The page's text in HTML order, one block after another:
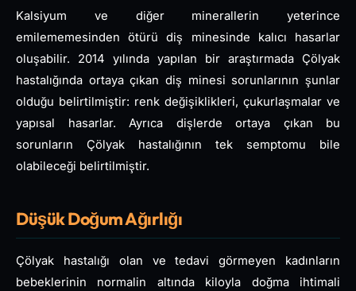
Kalsiyum ve diğer minerallerin yeterince
emilememesinden ötürü diş minesinde kalıcı hasarlar
oluşabilir. 2014 yılında yapılan bir araştırmada Çölyak
hastalığında ortaya çıkan diş minesi sorunlarının şunlar
olduğu belirtilmiştir: renk değişiklikleri, çukurlaşmalar ve
yapısal hasarlar. Ayrıca dişlerde ortaya çıkan bu
sorunların Çölyak hastalığının tek semptomu bile
olabileceği belirtilmiştir.
Düşük Doğum Ağırlığı
Çölyak hastalığı olan ve tedavi görmeyen kadınların
bebeklerinin normalin altında kiloyla doğma ihtimali